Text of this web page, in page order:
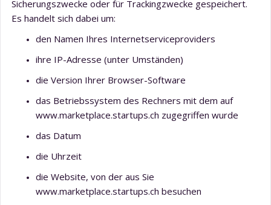
Sicherungszwecke oder für Trackingzwecke gespeichert.
Es handelt sich dabei um:
den Namen Ihres Internetserviceproviders
ihre IP-Adresse (unter Umständen)
die Version Ihrer Browser-Software
das Betriebssystem des Rechners mit dem auf
www.marketplace.startups.ch zugegriffen wurde
das Datum
die Uhrzeit
die Website, von der aus Sie
www.marketplace.startups.ch besuchen